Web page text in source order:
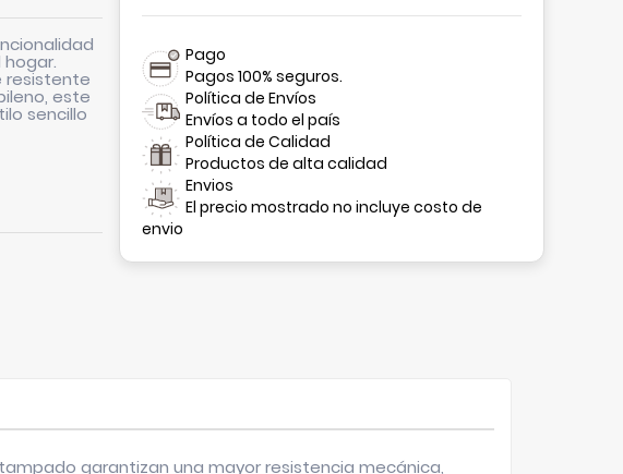
resistente
este
sencillo
Pago
Pagos 100% seguros.
Política de Envíos
Envíos a todo el país
Política de Calidad
Productos de alta calidad
Envios
El precio mostrado no incluye costo de
envio
garantizan una mayor resistencia mecánica,